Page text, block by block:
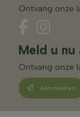
Ontvang onze
Meld u nu
Ontvang onze
Aanmelden